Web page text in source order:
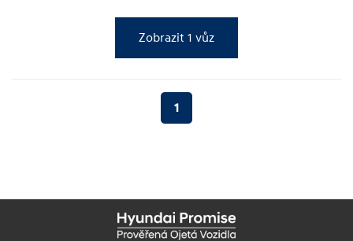
Zobrazit 1 vůz
1